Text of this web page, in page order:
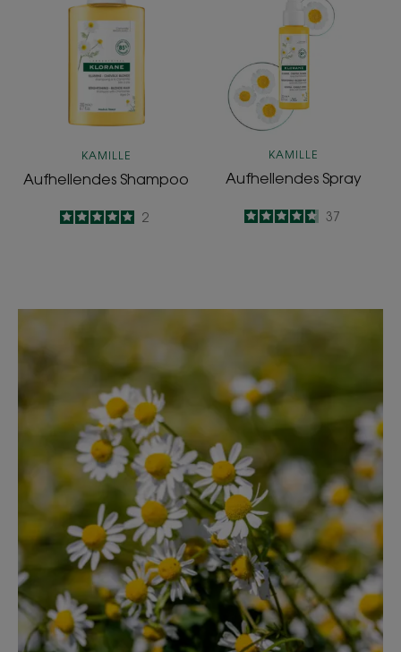
KAMILLE
Aufhellendes Shampoo
5
/
5
2
KAMILLE
Aufhellendes Spray
4.7
/
5
37